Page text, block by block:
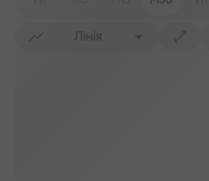
Лінія